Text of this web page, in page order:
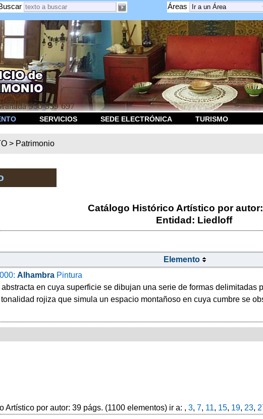
Áreas
958 539 697
SERVICIOS SEDE ELECTRÓNICA TURISMO
> Patrimonio
Catálogo Histórico Artístico por
Entidad: Liedloff
Elemento
Alhambra Pintura
en cuya superficie se dibujan una serie de formas
rojiza que simula un espacio montañoso en cuya cumbre se
Artístico por autor: 39 págs. (1100 elementos) ir a: , 3, 7, 11, 15, 19, 23,